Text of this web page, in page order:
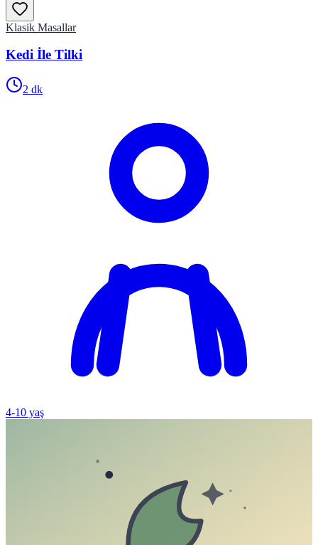
Klasik Masallar
Kedi İle Tilki
2 dk
4-10 yaş